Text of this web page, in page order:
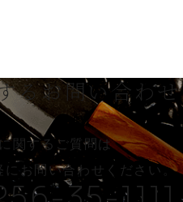
るお問い合わせ
関するご質問は
お問い合わせください。